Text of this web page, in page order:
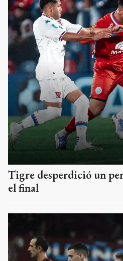
Tigre desperdició un
el final